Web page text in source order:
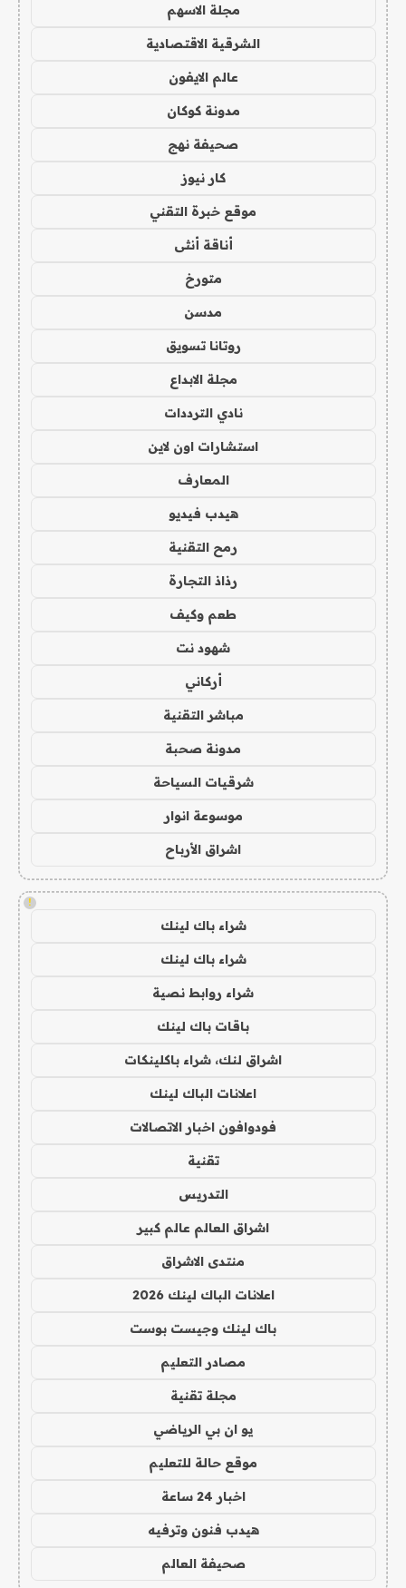
مجلة الاسهم
الشرقية الاقتصادية
عالم الايفون
مدونة كوكان
صحيفة نهج
كار نيوز
موقع خبرة التقني
أناقة أنثى
متورخ
مدسن
روتانا تسويق
مجلة الابداع
نادي الترددات
استشارات اون لاين
المعارف
هيدب فيديو
رمح التقنية
رذاذ التجارة
طعم وكيف
شهود نت
أركاني
مباشر التقنية
مدونة صحبة
شرقيات السياحة
موسوعة انوار
اشراق الأرباح
!
شراء باك لينك
شراء باك لينك
شراء روابط نصية
باقات باك لينك
اشراق لنك، شراء باكلينكات
اعلانات الباك لينك
فودوافون اخبار الاتصالات
تقنية
التدريس
اشراق العالم عالم كبير
منتدى الاشراق
اعلانات الباك لينك 2026
باك لينك وجيست بوست
مصادر التعليم
مجلة تقنية
يو ان بي الرياضي
موقع حالة للتعليم
اخبار 24 ساعة
هيدب فنون وترفيه
صحيفة العالم